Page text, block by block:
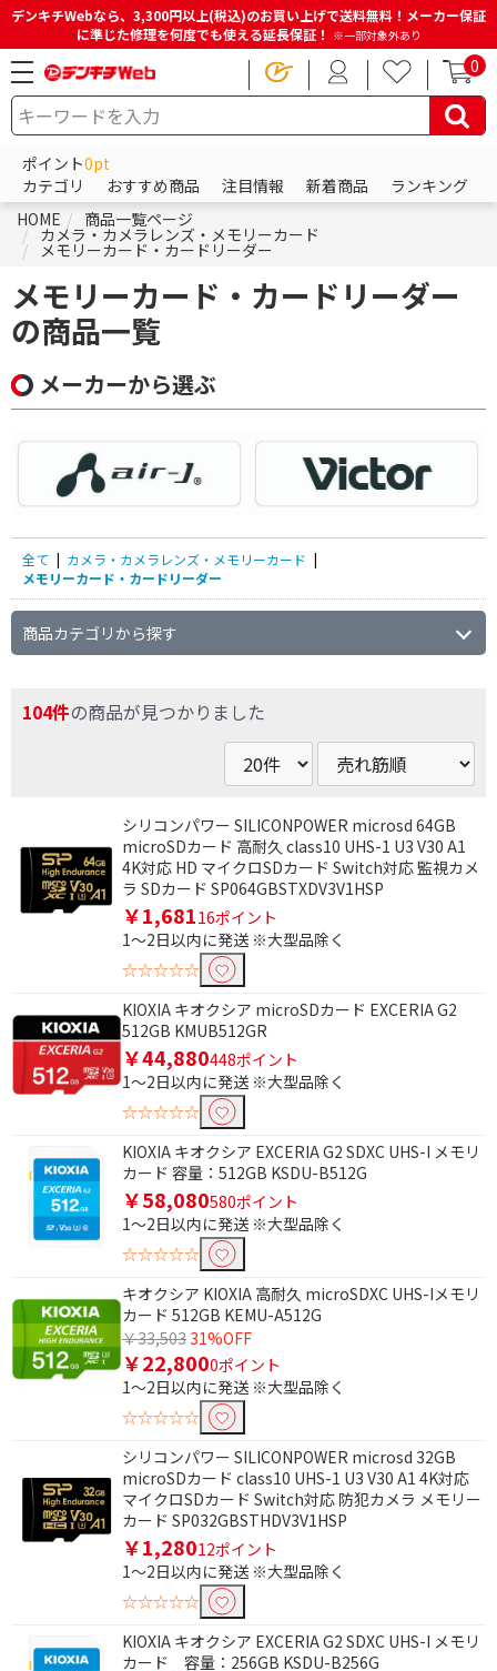
デンキチWebなら、3,300円以上(税込)のお買い上げで送料無料！メーカー保証
に準じた修理を何度でも使える延長保証！ ※一部対象外あり
0
ポイント0pt
カテゴリ
おすすめ商品 注目情報 新着商品
ランキング
HOME
商品一覧ページ
カメラ・カメラレンズ・メモリーカード
メモリーカード・カードリーダー
メモリーカード・カードリーダー
の商品一覧
メーカーから選ぶ
全て | カメラ・カメラレンズ・メモリーカード |
メモリーカード・カードリーダー
商品カテゴリから探す
104件の商品が見つかりました
シリコンパワー SILICONPOWER microsd 64GB
microSDカード 高耐久 class10 UHS-1 U3 V30 A1
4K対応 HD マイクロSDカード Switch対応 監視カメ
ラ SDカード SP064GBSTXDV3V1HSP
￥1,68116ポイント
1～2日以内に発送 ※大型品除く
☆☆☆☆☆
KIOXIA キオクシア microSDカード EXCERIA G2
512GB KMUB512GR
￥44,880448ポイント
1～2日以内に発送 ※大型品除く
☆☆☆☆☆
KIOXIA キオクシア EXCERIA G2 SDXC UHS-I メモリ
カード 容量：512GB KSDU-B512G
￥58,080580ポイント
1～2日以内に発送 ※大型品除く
☆☆☆☆☆
キオクシア KIOXIA 高耐久 microSDXC UHS-Iメモリ
カード 512GB KEMU-A512G
￥33,50331%OFF
￥22,8000ポイント
1～2日以内に発送 ※大型品除く
☆☆☆☆☆
シリコンパワー SILICONPOWER microsd 32GB
microSDカード class10 UHS-1 U3 V30 A1 4K対応
マイクロSDカード Switch対応 防犯カメラ メモリー
カード SP032GBSTHDV3V1HSP
￥1,28012ポイント
1～2日以内に発送 ※大型品除く
☆☆☆☆☆
KIOXIA キオクシア EXCERIA G2 SDXC UHS-I メモリ
カード 容量：256GB KSDU-B256G
条件で絞り込む
フリーワードで絞り込む